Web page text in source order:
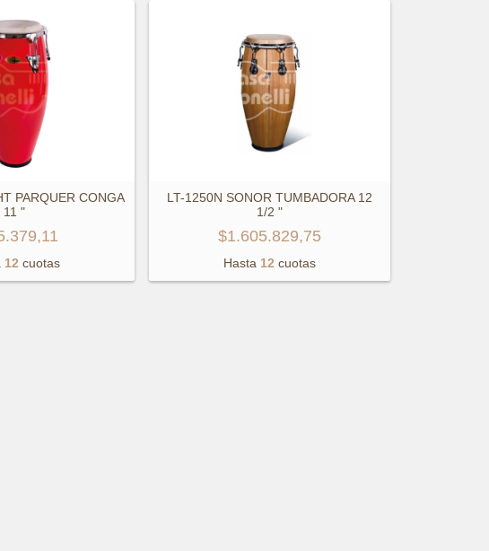
PARQUER CONGA
11 "
12 cuotas
LT-1250N SONOR TUMBADORA 12
1/2 "
$1.605.829,75
Hasta 12 cuotas